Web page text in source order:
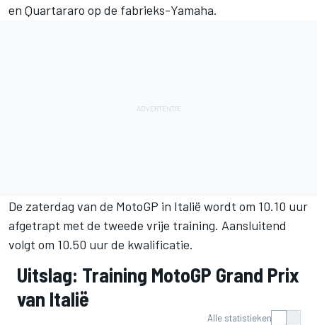
en Quartararo op de fabrieks-Yamaha.
De zaterdag van de MotoGP in Italië wordt om 10.10 uur
afgetrapt met de tweede vrije training. Aansluitend
volgt om 10.50 uur de kwalificatie.
Uitslag: Training MotoGP Grand Prix
van Italië
Alle statistieken